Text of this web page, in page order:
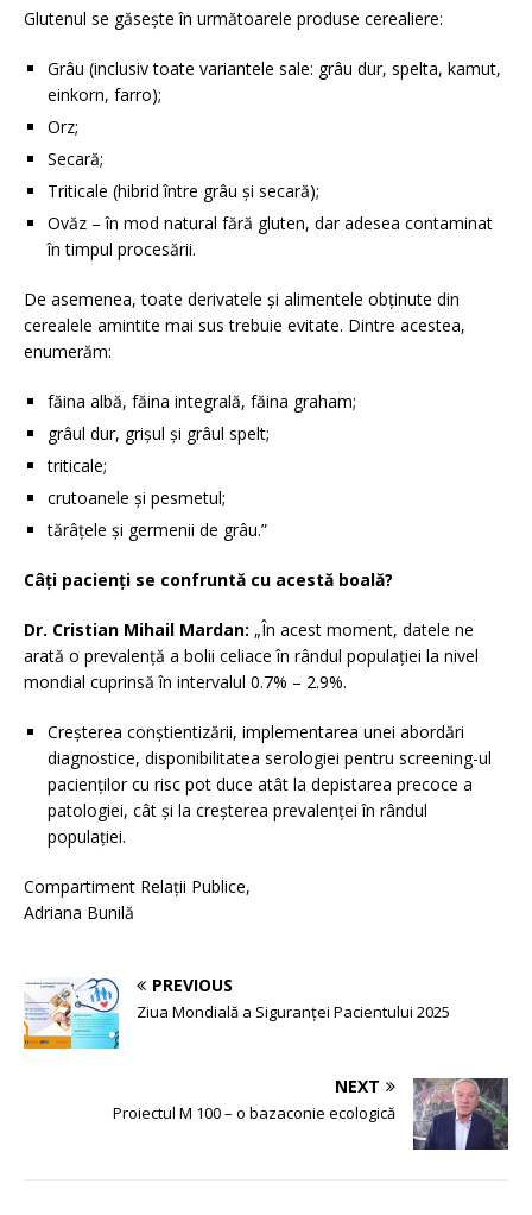
Glutenul se găsește în următoarele produse cerealiere:
Grâu (inclusiv toate variantele sale: grâu dur, spelta, kamut,
einkorn, farro);
Orz;
Secară;
Triticale (hibrid între grâu și secară);
Ovăz – în mod natural fără gluten, dar adesea contaminat
în timpul procesării.
De asemenea, toate derivatele și alimentele obținute din
cerealele amintite mai sus trebuie evitate. Dintre acestea,
enumerăm:
făina albă, făina integrală, făina graham;
grâul dur, grișul și grâul spelt;
triticale;
crutoanele și pesmetul;
tărâțele și germenii de grâu.”
Câți pacienți se confruntă cu acestă boală?
Dr. Cristian Mihail Mardan: „În acest moment, datele ne
arată o prevalență a bolii celiace în rândul populației la nivel
mondial cuprinsă în intervalul 0.7% – 2.9%.
Creșterea conștientizării, implementarea unei abordări
diagnostice, disponibilitatea serologiei pentru screening-ul
pacienților cu risc pot duce atât la depistarea precoce a
patologiei, cât și la creșterea prevalenței în rândul
populației.
Compartiment Relații Publice,
Adriana Bunilă
PREVIOUS
Ziua Mondială a Siguranței Pacientului 2025
NEXT
Proiectul M 100 – o bazaconie ecologică